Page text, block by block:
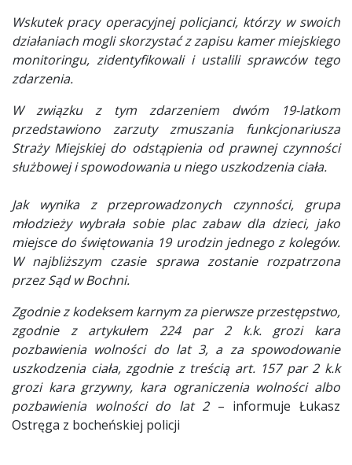
Wskutek pracy operacyjnej policjanci, którzy w swoich
działaniach mogli skorzystać z zapisu kamer miejskiego
monitoringu, zidentyfikowali i ustalili sprawców tego
zdarzenia.
W związku z tym zdarzeniem dwóm 19-latkom
przedstawiono zarzuty zmuszania funkcjonariusza
Straży Miejskiej do odstąpienia od prawnej czynności
służbowej i spowodowania u niego uszkodzenia ciała.
Jak wynika z przeprowadzonych czynności, grupa
młodzieży wybrała sobie plac zabaw dla dzieci, jako
miejsce do świętowania 19 urodzin jednego z kolegów.
W najbliższym czasie sprawa zostanie rozpatrzona
przez Sąd w Bochni.
Zgodnie z kodeksem karnym za pierwsze przestępstwo,
zgodnie z artykułem 224 par 2 k.k. grozi kara
pozbawienia wolności do lat 3, a za spowodowanie
uszkodzenia ciała, zgodnie z treścią art. 157 par 2 k.k
grozi kara grzywny, kara ograniczenia wolności albo
pozbawienia wolności do lat 2– informuje Łukasz
Ostręga z bocheńskiej policji